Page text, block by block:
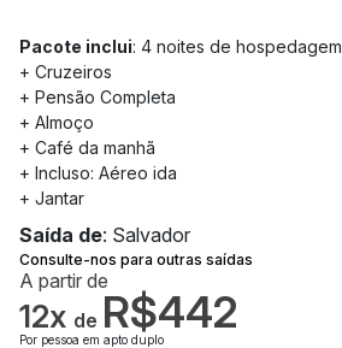
Pacote inclui: 4 noites de hospedagem
+ Cruzeiros
+ Pensão Completa
+ Almoço
+ Café da manhã
+ Incluso: Aéreo ida
+ Jantar
Saída de: Salvador
Consulte-nos para outras saídas
A partir de
12x de R$442
Por pessoa em apto duplo